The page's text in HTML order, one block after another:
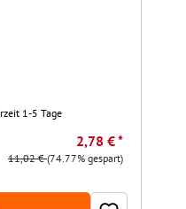
1-5 Tage
2,78 € *
11,02 €(74.77% gespart)